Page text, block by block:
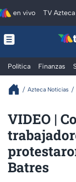
en vivo TV Azteca
Política Finanzas
Azteca Noticias
VIDEO |
Batres